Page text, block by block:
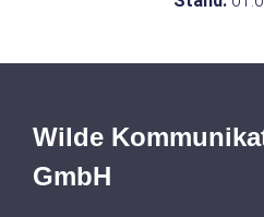
Wilde
GmbH